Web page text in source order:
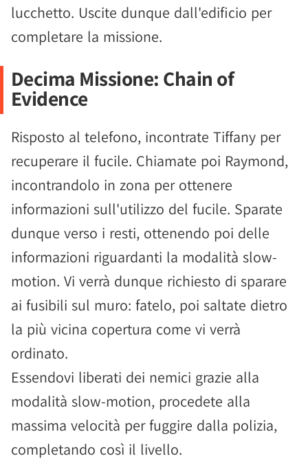
lucchetto. Uscite dunque dall'edificio per
completare la missione.
Decima Missione: Chain of
Evidence
Risposto al telefono, incontrate Tiffany per
recuperare il fucile. Chiamate poi Raymond,
incontrandolo in zona per ottenere
informazioni sull'utilizzo del fucile. Sparate
dunque verso i resti, ottenendo poi delle
informazioni riguardanti la modalità slow-
motion. Vi verrà dunque richiesto di sparare
ai fusibili sul muro: fatelo, poi saltate dietro
la più vicina copertura come vi verrà
ordinato.
Essendovi liberati dei nemici grazie alla
modalità slow-motion, procedete alla
massima velocità per fuggire dalla polizia,
completando così il livello.